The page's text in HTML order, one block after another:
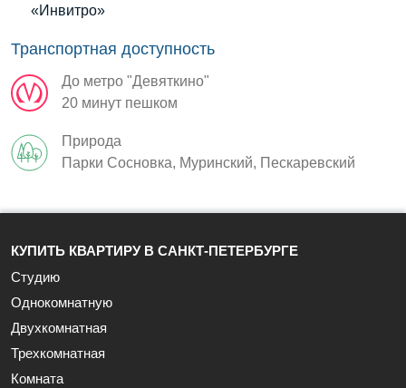
«Инвитро»
Транспортная доступность
До метро "Девяткино"
20 минут пешком
Природа
Парки Сосновка, Муринский, Пескаревский
КУПИТЬ КВАРТИРУ В САНКТ-ПЕТЕРБУРГЕ
Студию
Однокомнатную
Двухкомнатная
Трехкомнатная
Комната